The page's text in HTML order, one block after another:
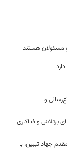
مسئولان هستند
و
پرتلاش و فداکاری
جهاد تبیین، با